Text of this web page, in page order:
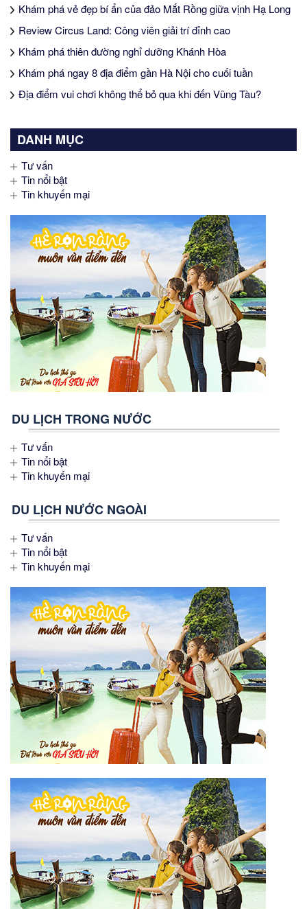
Khám phá vẻ đẹp bí ẩn của đảo Mắt Rồng giữa vịnh Hạ Long
Review Circus Land: Công viên giải trí đỉnh cao
Khám phá thiên đường nghỉ dưỡng Khánh Hòa
Khám phá ngay 8 địa điểm gần Hà Nội cho cuối tuần
Địa điểm vui chơi không thể bỏ qua khi đến Vũng Tàu?
DANH MỤC
Tư vấn
Tin nổi bật
Tin khuyến mại
DU LỊCH TRONG NƯỚC
Tư vấn
Tin nổi bật
Tin khuyến mại
DU LỊCH NƯỚC NGOÀI
Tư vấn
Tin nổi bật
Tin khuyến mại